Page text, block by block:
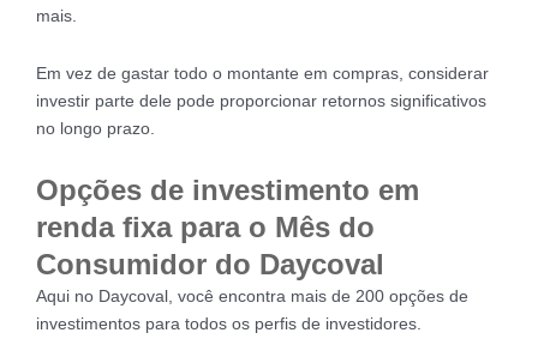
mais.
Em vez de gastar todo o montante em compras, considerar
investir parte dele pode proporcionar retornos significativos
no longo prazo.
Opções de investimento em
renda fixa para o Mês do
Consumidor do Daycoval
Aqui no Daycoval, você encontra mais de 200 opções de
investimentos para todos os perfis de investidores.